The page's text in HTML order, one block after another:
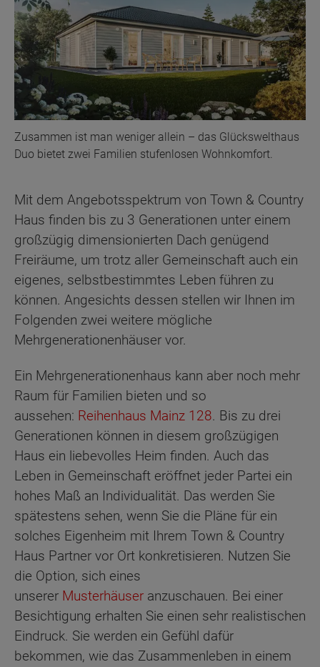
Zusammen ist man weniger allein – das Glückswelthaus
Duo bietet zwei Familien stufenlosen Wohnkomfort.
Mit dem Angebotsspektrum von Town & Country
Haus finden bis zu 3 Generationen unter einem
großzügig dimensionierten Dach genügend
Freiräume, um trotz aller Gemeinschaft auch ein
eigenes, selbstbestimmtes Leben führen zu
können. Angesichts dessen stellen wir Ihnen im
Folgenden zwei weitere mögliche
Mehrgenerationenhäuser vor.
Ein Mehrgenerationenhaus kann aber noch mehr
Raum für Familien bieten und so
aussehen: Reihenhaus Mainz 128. Bis zu drei
Generationen können in diesem großzügigen
Haus ein liebevolles Heim finden. Auch das
Leben in Gemeinschaft eröffnet jeder Partei ein
hohes Maß an Individualität. Das werden Sie
spätestens sehen, wenn Sie die Pläne für ein
solches Eigenheim mit Ihrem Town & Country
Haus Partner vor Ort konkretisieren. Nutzen Sie
die Option, sich eines
unserer Musterhäuser anzuschauen. Bei einer
Besichtigung erhalten Sie einen sehr realistischen
Eindruck. Sie werden ein Gefühl dafür
bekommen, wie das Zusammenleben in einem